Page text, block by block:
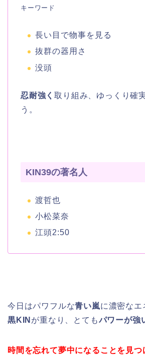
キーワード
長い目で物事を見る
抜群の器用さ
没頭
忍耐強く取り組み、ゆっくり確
う。
KIN39の著名人
渡哲也
小松菜奈
江頭2:50
今日はパワフルな青い嵐に濃密なエ
黒KIN が重なり、とてもパワーが強
時間を忘れて夢中になることを見つ